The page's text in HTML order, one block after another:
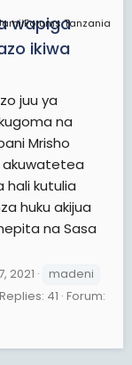
Tanzania
wapiga
ikiwa
juu ya
na
Mrisho
akuwatetea
hali kutulia
huku akijua
na Sasa
2021
madeni
Replies: 41 Forum: